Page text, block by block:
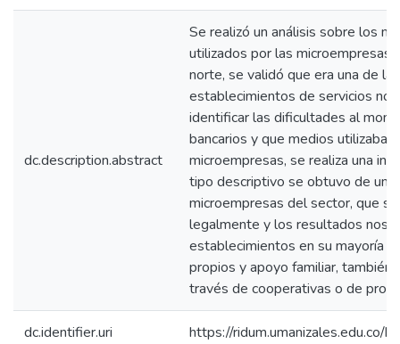
dc.description.abstract
Se realizó un análisis sobre los
utilizados por las microempresas
norte, se validó que era una de
establecimientos de servicios no
identificar las dificultades al
bancarios y que medios
microempresas, se realiza una
tipo descriptivo se obtuvo de
microempresas del sector, que
legalmente y los resultados nos
establecimientos en su mayoría
propios y apoyo familiar, también
través de cooperativas o de
dc.identifier.uri https://